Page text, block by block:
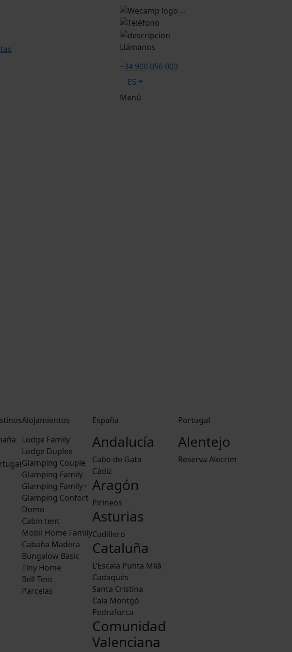
...
Llámanos
+34 900 056 003
ES
Menú
Alojamientos
Lodge Family
Lodge Duplex
Glamping Couple
Glamping Family
Glamping Family+
Glamping Confort
Domo
Cabin tent
Mobil Home Family
Cabaña Madera
Bungalow Basic
Tiny Home
Bell Tent
Parcelas
España
Andalucía
Cabo de Gata
Cádiz
Aragón
Pirineos
Asturias
Cudillero
Cataluña
L'Escala Punta Milà
Cadaqués
Santa Cristina
Cala Montgó
Pedraforca
Comunidad
Valenciana
Portugal
Alentejo
Reserva Alecrim